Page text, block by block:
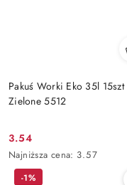
Pakuś Worki Eko 35l 15szt
Zielone 5512
Cena
promocyjna:
3.54
Najniższa
cena
Najniższa cena: 3.57
-1%